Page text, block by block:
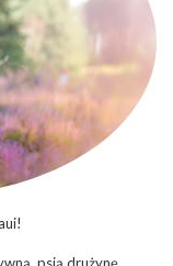
psią drużynę.